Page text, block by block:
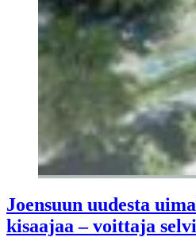
Joensuun uudesta
kisaajaa – voittaja